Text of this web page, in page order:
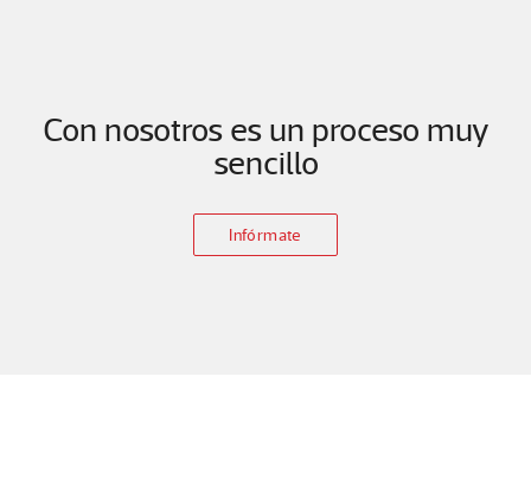
Con nosotros es un proceso muy
sencillo
Infórmate